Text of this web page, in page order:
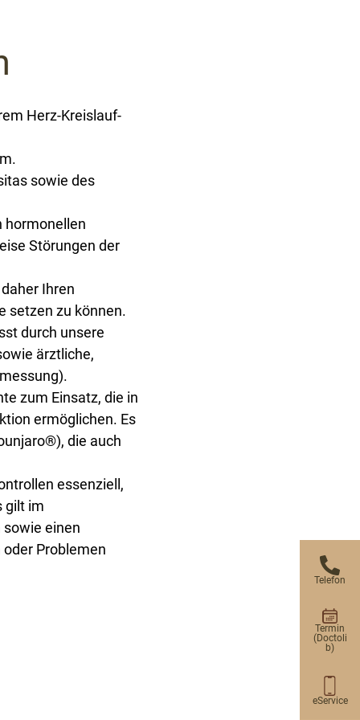
Telefon
Termin
(Doctoli
b)
eService
Herz-Kreislauf-
sowie des
hormonellen
Störungen der
Ihren
setzen zu können.
durch unsere
ärztliche,
zum Einsatz, die in
ermöglichen. Es
die auch
essenziell,
gilt im
einen
Problemen